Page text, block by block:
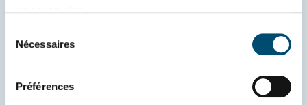
Nécessaires
Préférences
santé mentale, les mesures d’aide aux
financière.